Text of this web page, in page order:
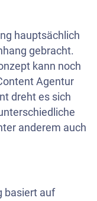
hauptsächlich
gebracht.
kann noch
Agentur
dreht es sich
anderem auch
basiert auf